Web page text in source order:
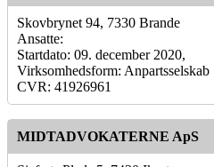
Skovbrynet 94, 7330 Brande
Ansatte:
Startdato: 09. december 2020,
Virksomhedsform: Anpartsselskab
CVR: 41926961
MIDTADVOKATERNE ApS